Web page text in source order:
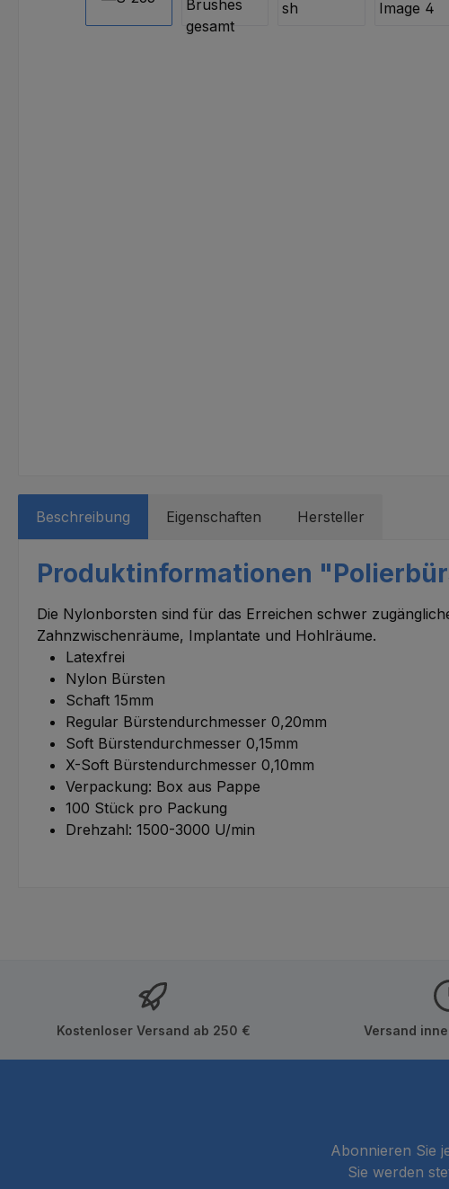
Beschreibung Eigenschaften Hersteller
Produktinformationen
Die Nylonborsten sind für das Erreichen schwer
Zahnzwischenräume, Implantate und Hohlräume.
Latexfrei
Nylon Bürsten
Schaft 15mm
Regular Bürstendurchmesser 0,20mm
Soft Bürstendurchmesser 0,15mm
X-Soft Bürstendurchmesser 0,10mm
Verpackung: Box aus Pappe
100 Stück pro Packung
Drehzahl: 1500-3000 U/min
Kostenloser Versand ab 250 € Versand
Abonnieren Sie
Sie werden